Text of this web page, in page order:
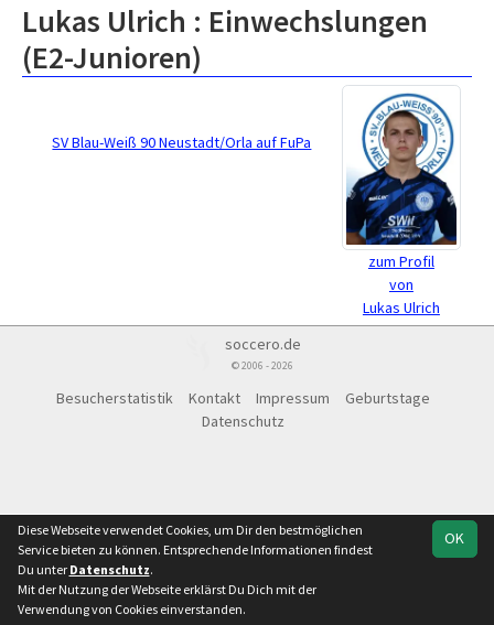
Lukas Ulrich : Einwechslungen
(E2-Junioren)
zum Profil
von
Lukas Ulrich
SV Blau-Weiß 90 Neustadt/Orla auf FuPa
soccero.de
© 2006 - 2026
Besucherstatistik Kontakt Impressum
Geburtstage
Datenschutz
OK
Diese Webseite verwendet Cookies, um Dir den bestmöglichen
Service bieten zu können. Entsprechende Informationen findest
Du unter Datenschutz.
Mit der Nutzung der Webseite erklärst Du Dich mit der
Verwendung von Cookies einverstanden.